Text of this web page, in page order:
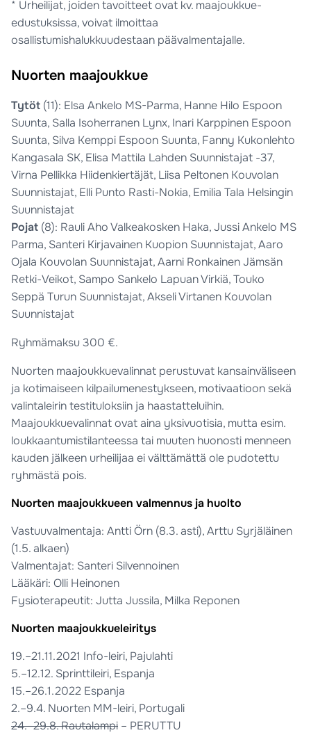
* Urheilijat, joiden tavoitteet ovat kv. maajoukkue-
edustuksissa, voivat ilmoittaa
osallistumishalukkuudestaan päävalmentajalle.
Nuorten maajoukkue
Tytöt (11): Elsa Ankelo MS-Parma, Hanne Hilo Espoon
Suunta, Salla Isoherranen Lynx, Inari Karppinen Espoon
Suunta, Silva Kemppi Espoon Suunta, Fanny Kukonlehto
Kangasala SK, Elisa Mattila Lahden Suunnistajat -37,
Virna Pellikka Hiidenkiertäjät, Liisa Peltonen Kouvolan
Suunnistajat, Elli Punto Rasti-Nokia, Emilia Tala Helsingin
Suunnistajat
Pojat (8): Rauli Aho Valkeakosken Haka, Jussi Ankelo MS
Parma, Santeri Kirjavainen Kuopion Suunnistajat, Aaro
Ojala Kouvolan Suunnistajat, Aarni Ronkainen Jämsän
Retki-Veikot, Sampo Sankelo Lapuan Virkiä, Touko
Seppä Turun Suunnistajat, Akseli Virtanen Kouvolan
Suunnistajat
Ryhmämaksu 300 €.
Nuorten maajoukkuevalinnat perustuvat kansainväliseen
ja kotimaiseen kilpailumenestykseen, motivaatioon sekä
valintaleirin testituloksiin ja haastatteluihin.
Maajoukkuevalinnat ovat aina yksivuotisia, mutta esim.
loukkaantumistilanteessa tai muuten huonosti menneen
kauden jälkeen urheilijaa ei välttämättä ole pudotettu
ryhmästä pois.
Nuorten maajoukkueen valmennus ja huolto
Vastuuvalmentaja: Antti Örn (8.3. asti), Arttu Syrjäläinen
(1.5. alkaen)
Valmentajat: Santeri Silvennoinen
Lääkäri: Olli Heinonen
Fysioterapeutit: Jutta Jussila, Milka Reponen
Nuorten maajoukkueleiritys
19.–21.11.2021 Info-leiri, Pajulahti
5.–12.12. Sprinttileiri, Espanja
15.–26.1.2022 Espanja
2.–9.4. Nuorten MM-leiri, Portugali
24.–29.8. Rautalampi – PERUTTU